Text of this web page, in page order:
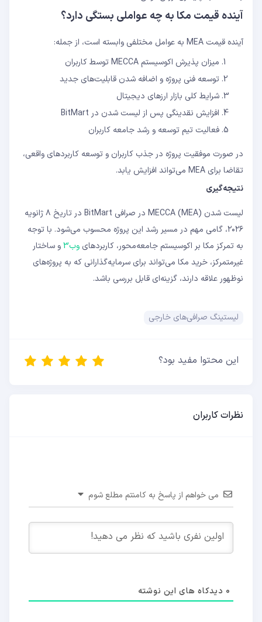
آینده قیمت مکا به چه عواملی بستگی دارد؟
آینده قیمت MEA به عوامل مختلفی وابسته است، از جمله:
میزان پذیرش اکوسیستم MECCA توسط کاربران
توسعه فنی پروژه و اضافه شدن قابلیت‌های جدید
شرایط کلی بازار ارزهای دیجیتال
افزایش نقدینگی پس از لیست شدن در BitMart
فعالیت تیم توسعه و رشد جامعه کاربران
در صورت موفقیت پروژه در جذب کاربران و توسعه کاربردهای واقعی،
تقاضا برای MEA می‌تواند افزایش یابد.
نتیجه‌گیری
لیست شدن MECCA (MEA) در صرافی BitMart در تاریخ ۸ ژانویه
۲۰۲۶، گامی مهم در مسیر رشد این پروژه محسوب می‌شود. با توجه
به تمرکز مکا بر اکوسیستم جامعه‌محور، کاربردهای وب3
و ساختار
غیرمتمرکز، خرید مکا می‌تواند برای سرمایه‌گذارانی که به پروژه‌های
نوظهور علاقه دارند، گزینه‌ای قابل بررسی باشد.
لیستینگ صرافی‌های خارجی
این محتوا مفید بود؟
نظرات کاربران
می خواهم از پاسخ به کامنتم مطلع شوم
0 دیدکاه های این نوشته